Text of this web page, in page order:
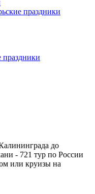
праздники
до
- 721 тур по России
или круизы на